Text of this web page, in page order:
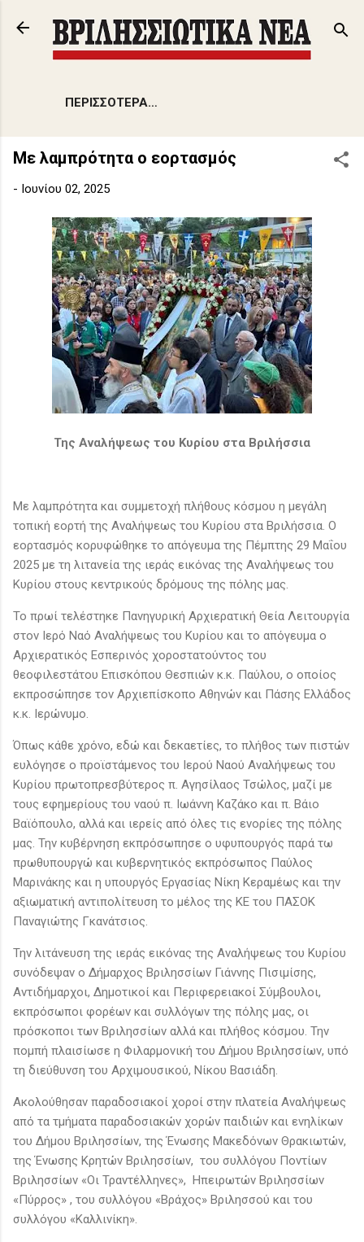
Μετάβαση στο κύριο περιεχόμενο
ΠΕΡΙΣΣΌΤΕΡΑ…
Με λαμπρότητα ο εορτασμός
- Ιουνίου 02, 2025
Της Αναλήψεως του Κυρίου στα Βριλήσσια
Με λαμπρότητα και συμμετοχή πλήθους κόσμου η μεγάλη
τοπική εορτή της Αναλήψεως του Κυρίου στα Βριλήσσια. Ο
εορτασμός κορυφώθηκε το απόγευμα της Πέμπτης 29 Mαΐου
2025 με τη λιτανεία της ιεράς εικόνας της Αναλήψεως του
Κυρίου στους κεντρικούς δρόμους της πόλης μας.
Το πρωί τελέστηκε Πανηγυρική Αρχιερατική Θεία Λειτουργία
στον Ιερό Ναό Αναλήψεως του Κυρίου και το απόγευμα ο
Αρχιερατικός Εσπερινός χοροστατούντος του
θεοφιλεστάτου Επισκόπου Θεσπιών κ.κ. Παύλου, ο οποίος
εκπροσώπησε τον Αρχιεπίσκοπο Αθηνών και Πάσης Ελλάδος
κ.κ. Ιερώνυμο.
Όπως κάθε χρόνο, εδώ και δεκαετίες, το πλήθος των πιστών
ευλόγησε ο προϊστάμενος του Ιερού Ναού Αναλήψεως του
Κυρίου πρωτοπρεσβύτερος π. Αγησίλαος Τσώλος, μαζί με
τους εφημερίους του ναού π. Ιωάννη Καζάκο και π. Βάιο
Βαϊόπουλο, αλλά και ιερείς από όλες τις ενορίες της πόλης
μας. Την κυβέρνηση εκπρόσωπησε ο υφυπουργός παρά τω
πρωθυπουργώ και κυβερνητικός εκπρόσωπος Παύλος
Μαρινάκης και η υπουργός Εργασίας Νίκη Κεραμέως και την
αξιωματική αντιπολίτευση το μέλος της ΚΕ του ΠΑΣΟΚ
Παναγιώτης Γκανάτσιος.
Την λιτάνευση της ιεράς εικόνας της Αναλήψεως του Κυρίου
συνόδεψαν ο Δήμαρχος Βριλησσίων Γιάννης Πισιμίσης,
Αντιδήμαρχοι, Δημοτικοί και Περιφερειακοί Σύμβουλοι,
εκπρόσωποι φορέων και συλλόγων της πόλης μας, οι
πρόσκοποι των Βριλησσίων αλλά και πλήθος κόσμου. Την
πομπή πλαισίωσε η Φιλαρμονική του Δήμου Βριλησσίων, υπό
τη διεύθυνση του Αρχιμουσικού, Νίκου Βασιάδη.
Ακολούθησαν παραδοσιακοί χοροί στην πλατεία Αναλήψεως
από τα τμήματα παραδοσιακών χορών παιδιών και ενηλίκων
του Δήμου Βριλησσίων, της Ένωσης Μακεδόνων Θρακιωτών,
της Ένωσης Κρητών Βριλησσίων, του συλλόγου Ποντίων
Βριλησσίων «Οι Τραντέλληνες», Ηπειρωτών Βριλησσίων
«Πύρρος» , του συλλόγου «Βράχος» Βριλησσού και του
συλλόγου «Καλλινίκη».